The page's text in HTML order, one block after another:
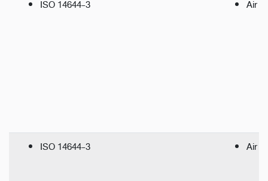
ISO 14644-3 Air
ISO 14644-3 Air